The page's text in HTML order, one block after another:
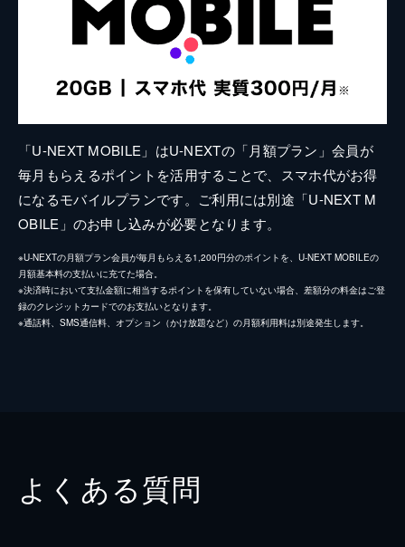
「U-NEXT MOBILE」はU-NEXTの「月額プラン」会員が
毎月もらえるポイントを活用することで、スマホ代がお得
になるモバイルプランです。ご利用には別途「U-NEXT M
OBILE」のお申し込みが必要となります。
※U-NEXTの月額プラン会員が毎月もらえる1,200円分のポイントを、U-NEXT MOBILEの
月額基本料の支払いに充てた場合。
※決済時において支払金額に相当するポイントを保有していない場合、差額分の料金はご登
録のクレジットカードでのお支払いとなります。
※通話料、SMS通信料、オプション（かけ放題など）の月額利用料は別途発生します。
よくある質問